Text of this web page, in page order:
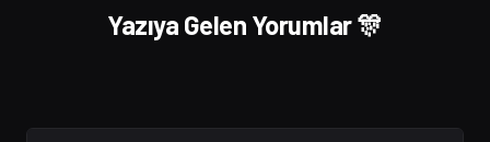
Yazıya Gelen Yorumlar 🎊